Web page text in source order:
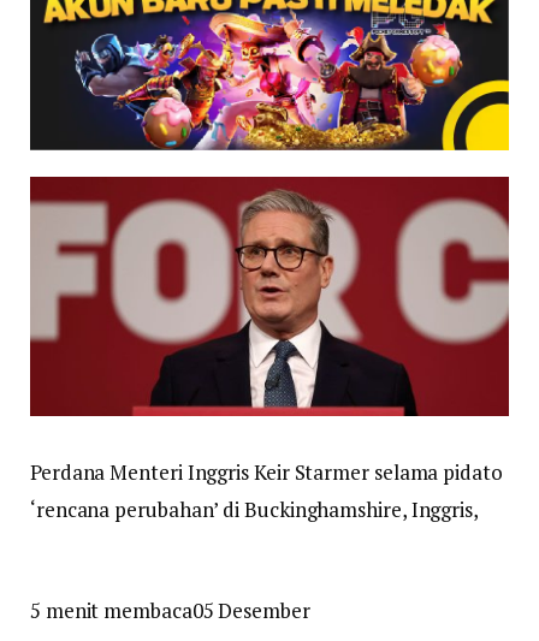
Perdana Menteri Inggris Keir Starmer selama pidato
‘rencana perubahan’ di Buckinghamshire, Inggris,
5 menit membaca05 Desember